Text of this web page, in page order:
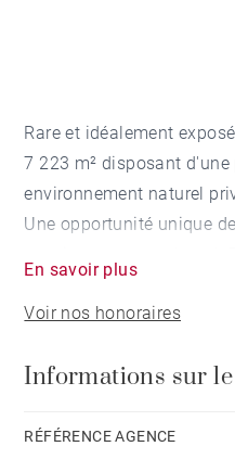
Rare et idéalement
7 223 m² disposant
environnement naturel
Une opportunité unique
20min de l'océan.
En savoir plus
Voir nos honoraires
Informations sur
RÉFÉRENCE AGENCE